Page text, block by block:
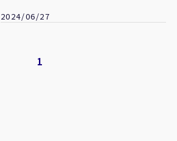
2024/06/27
1